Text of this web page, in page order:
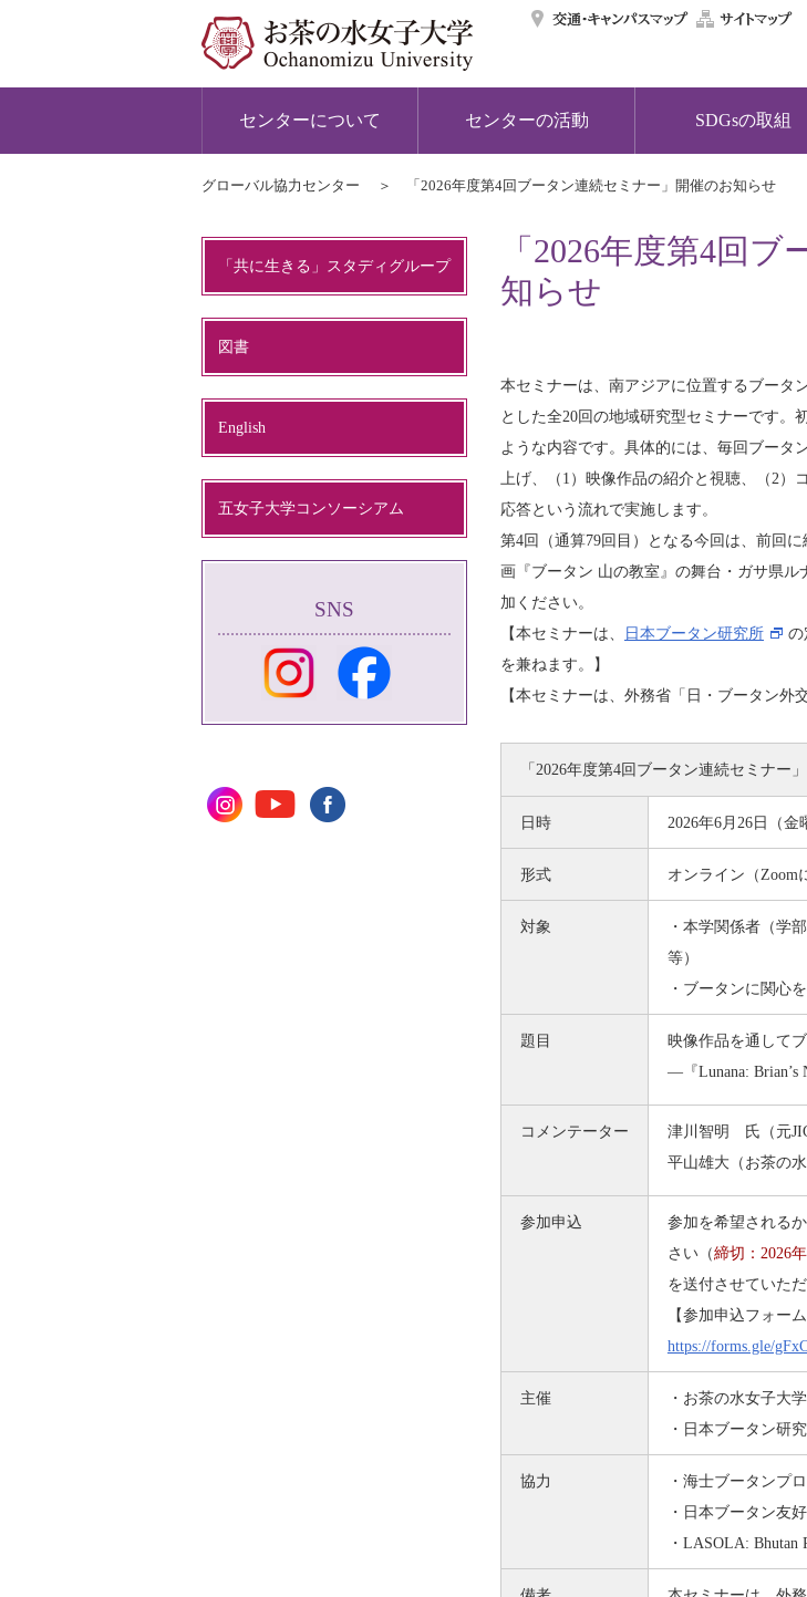
センターについて センターの活動 SDGsの取組
グローバル協力センター 「2026年度第4回ブータン連続セミナー」開催のお知らせ
「2026年度第4回
知らせ
本セミナーは、南アジアに位置するブータ
とした全20回の地域研究型セミナーです。
ような内容です。具体的には、毎回ブータ
上げ、（1）映像作品の紹介と視聴、（2）
応答という流れで実施します。
第4回（通算79回目）となる今回は、前回
画『ブータン 山の教室』の舞台・ガサ県
加ください。
【本セミナーは、
日本ブータン研究所
の
を兼ねます。】
【本セミナーは、外務省「日・ブータン外
「2026年度第4回ブータン連続セミナー」
日時 2026年6月26日（
形式 オンライン（Zoom
対象
・本学関係者（学
等）
・ブータンに関心
題目
映像作品を通して
―『Lunana: Brian’s
コメンテーター
津川智明 氏（元
平山雄大（お茶の
参加申込
参加を希望される
さい（締切：2026
を送付させていただ
【参加申込フォーム
https://forms.gle/
主催
・お茶の水女子大
・日本ブータン研
協力
・海士ブータンプ
・日本ブータン友
・LASOLA: Bhutan
「共に生きる」スタディグループ
図書
English
五女子大学コンソーシアム
SNS